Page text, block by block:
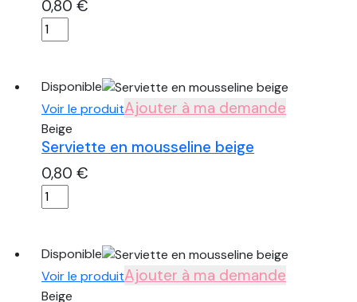
0,80 €
quantité
de
en
mousseline
beige
Disponible
Voir le produitAjouter à ma demande
Beige
Serviette en mousseline beige
0,80 €
quantité
de
en
mousseline
beige
Disponible
Voir le produitAjouter à ma demande
Beige